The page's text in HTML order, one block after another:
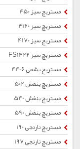
مستربچ سبز 450
مستربچ سبز 4160
مستربچ سبز 4170
مستربچ سبز FS1422
مستربچ یشمی 4406
مستربچ بنفش 502
مستربچ بنفش 540
مستربچ بنفش 590
مستربچ نارنجی 190
مستربچ نارنجی 197